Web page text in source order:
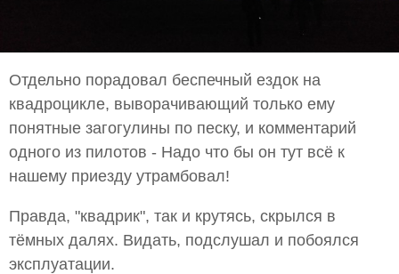
Отдельно порадовал беспечный ездок на
квадроцикле, выворачивающий только ему
понятные загогулины по песку, и комментарий
одного из пилотов - Надо что бы он тут всё к
нашему приезду утрамбовал!
Правда, "квадрик", так и крутясь, скрылся в
тёмных далях. Видать, подслушал и побоялся
эксплуатации.